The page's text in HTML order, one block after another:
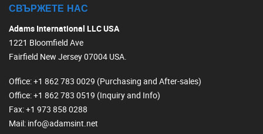
СВЪРЖЕТЕ НАС
Adams International LLC USA
1221 Bloomfield Ave
Fairfield New Jersey 07004 USA.
Office: +1 862 783 0029 (Purchasing and After-sales)
Office: +1 862 783 0519 (Inquiry and Info)
Fax: +1 973 858 0288
Mail: info@adamsint.net